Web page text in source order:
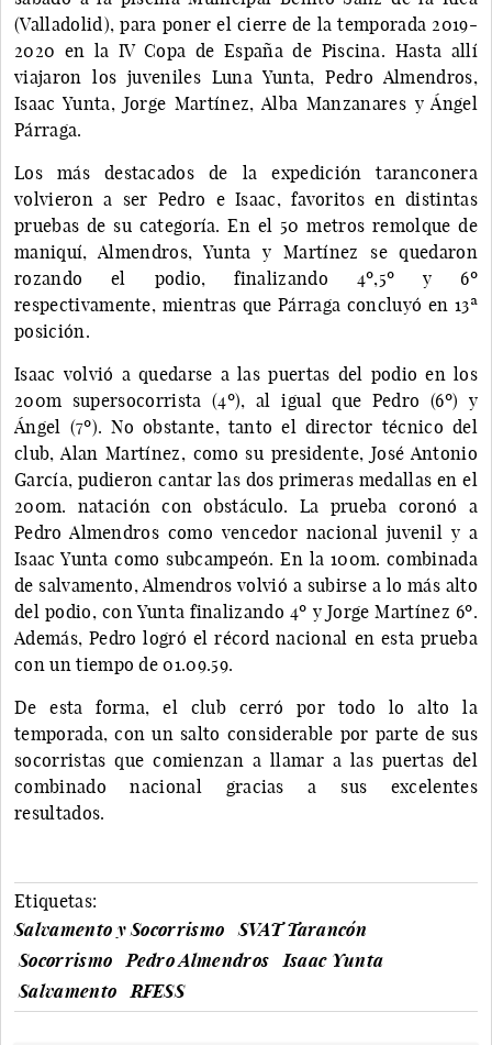
(Valladolid), para poner el cierre de la temporada 2019-
2020 en la IV Copa de España de Piscina. Hasta allí
viajaron los juveniles Luna Yunta, Pedro Almendros,
Isaac Yunta, Jorge Martínez, Alba Manzanares y Ángel
Párraga.
Los más destacados de la expedición taranconera
volvieron a ser Pedro e Isaac, favoritos en distintas
pruebas de su categoría. En el 50 metros remolque de
maniquí, Almendros, Yunta y Martínez se quedaron
rozando el podio, finalizando 4º,5º y 6º
respectivamente, mientras que Párraga concluyó en 13ª
posición.
Isaac volvió a quedarse a las puertas del podio en los
200m supersocorrista (4º), al igual que Pedro (6º) y
Ángel (7º). No obstante, tanto el director técnico del
club, Alan Martínez, como su presidente, José Antonio
García, pudieron cantar las dos primeras medallas en el
200m. natación con obstáculo. La prueba coronó a
Pedro Almendros como vencedor nacional juvenil y a
Isaac Yunta como subcampeón. En la 100m. combinada
de salvamento, Almendros volvió a subirse a lo más alto
del podio, con Yunta finalizando 4º y Jorge Martínez 6º.
Además, Pedro logró el récord nacional en esta prueba
con un tiempo de 01.09.59.
De esta forma, el club cerró por todo lo alto la
temporada, con un salto considerable por parte de sus
socorristas que comienzan a llamar a las puertas del
combinado nacional gracias a sus excelentes
resultados.
Etiquetas:
Salvamento y Socorrismo
SVAT Tarancón
Socorrismo
Pedro Almendros
Isaac Yunta
Salvamento
RFESS